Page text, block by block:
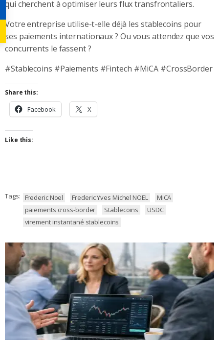
qui cherchent à optimiser leurs flux transfrontaliers.
Votre entreprise utilise-t-elle déjà les stablecoins pour
ses paiements internationaux ? Ou vous attendez que vos
concurrents le fassent ?
#Stablecoins #Paiements #Fintech #MiCA #CrossBorder
Share this:
Facebook X
Like this:
Tags: Frederic Noel Frederic Yves Michel NOEL
MiCA
paiements cross-border
Stablecoins
USDC
virement instantané stablecoins